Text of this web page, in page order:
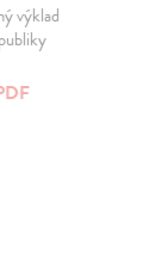
výklad